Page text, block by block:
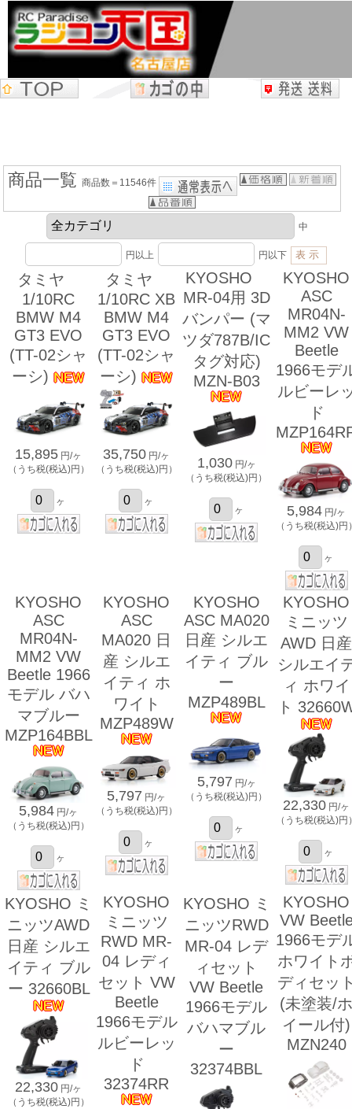
商品一覧商品数＝11546件
中
円以上 円以下
タミヤ
1/10RC
BMW M4
GT3 EVO
(TT-02シャ
ーシ)
15,895 円/ヶ
（うち税(税込)円）
ヶ
タミヤ
1/10RC XB
BMW M4
GT3 EVO
(TT-02シャ
ーシ)
35,750 円/ヶ
（うち税(税込)円）
ヶ
KYOSHO
MR-04用 3D
バンパー (マ
ツダ787B/IC
タグ対応)
MZN-B03
1,030 円/ヶ
（うち税(税込)円）
ヶ
KYOSHO
ASC
MR04N-
MM2 VW
Beetle
1966モデ
ルビーレ
ド
5,984 円/ヶ
（うち税(税込)円
ヶ
KYOSHO
ASC
MR04N-
MM2 VW
Beetle 1966
モデル バハ
マブルー
MZP164BBL
5,984 円/ヶ
（うち税(税込)円）
ヶ
KYOSHO
ASC
MA020 日
産 シルエ
イティ ホ
ワイト
MZP489W
5,797 円/ヶ
（うち税(税込)円）
ヶ
KYOSHO
ASC MA020
日産 シルエ
イティ ブル
ー
MZP489BL
5,797 円/ヶ
（うち税(税込)円）
ヶ
KYOSHO
ミニッツ
AWD 日産
シルエイ
ィ ホワイ
ト
22,330 円/ヶ
（うち税(税込)円
ヶ
KYOSHO ミ
ニッツAWD
日産 シルエ
イティ ブル
ー 32660BL
22,330 円/ヶ
（うち税(税込)円）
KYOSHO
ミニッツ
RWD MR-
04 レディ
セット VW
Beetle
1966モデル
ルビーレッ
ド
32374RR
KYOSHO ミ
ニッツRWD
MR-04 レデ
ィセット
VW Beetle
1966モデル
バハマブル
ー
32374BBL
KYOSHO
VW
1966モデ
ホワイト
ディセッ
(未塗装/
イール付)
MZN240